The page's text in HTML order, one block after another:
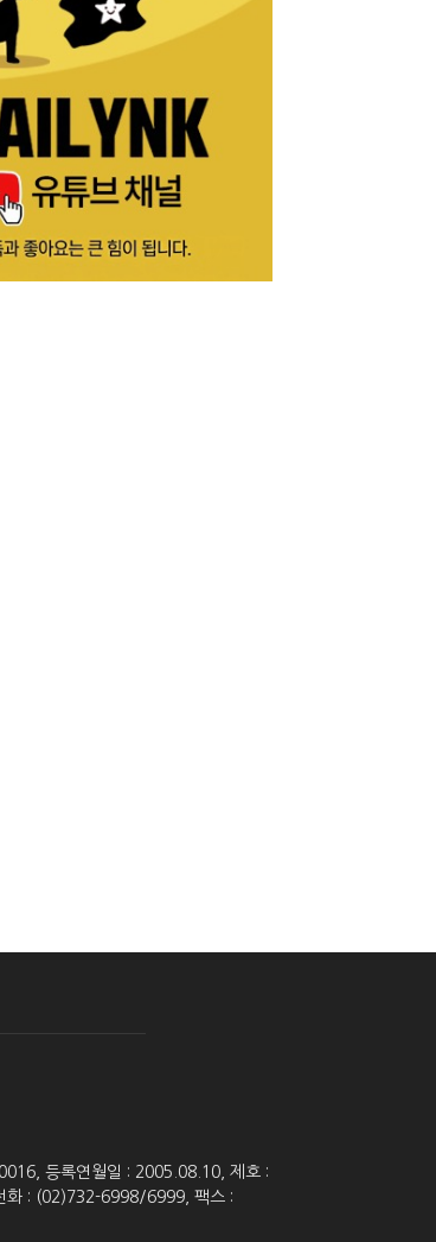
등록연월일 : 2005.08.10, 제호 :
화 : (02)732-6998/6999, 팩스 :